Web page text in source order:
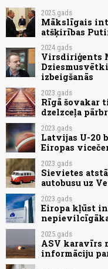
2025.gads
Mākslīgais
atšķirības
2024.gads
Virsdiriģents
izbeigšanās
2023.gads
Rīgā šovakar
dzelzceļa
2023.gads
Latvijas U-20
Eiropas
2023.gads
Sievietes
autobusu uz
2023.gads
Eiropa kļūst
2025.gads
ASV karavīrs
informāciju